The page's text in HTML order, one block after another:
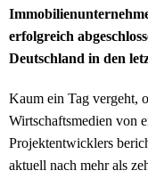
erfolgreich
Deutschland in den
Kaum ein Tag vergeht,
Wirtschaftsmedien von
Projektentwicklers
aktuell nach mehr als